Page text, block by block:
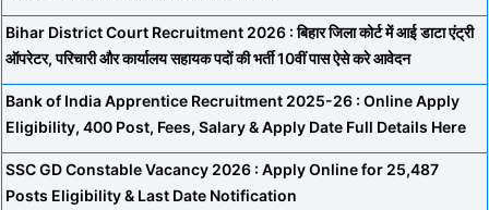
Bihar District Court Recruitment 2026 : बिहार जिला कोर्ट में आई डाटा एंट्री
ऑपरेटर, परिचारी और कार्यालय सहायक पदों की भर्ती 10वीं पास ऐसे करे आवेदन
Bank of India Apprentice Recruitment 2025-26 : Online Apply
Eligibility, 400 Post, Fees, Salary & Apply Date Full Details Here
SSC GD Constable Vacancy 2026 : Apply Online for 25,487
Posts Eligibility & Last Date Notification